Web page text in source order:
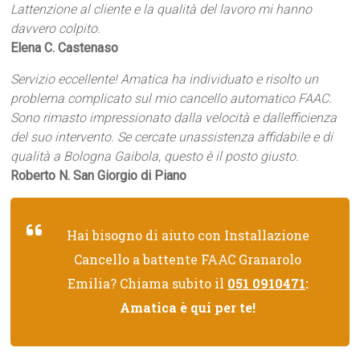
Lattenzione al cliente e la qualità del lavoro mi hanno
davvero colpito.
Elena C. Castenaso
Servizio eccellente! Amatica ha individuato e risolto un
problema complicato sul mio cancello automatico FAAC.
Sono rimasto impressionato dalla velocità e dallefficienza
del suo intervento. Se cercate unassistenza affidabile e di
qualità a Bologna Gaibola, questo è il posto giusto.
Roberto N. San Giorgio di Piano
Hai bisogno di aiuto con Installazione
Cancello a battente FAAC Granarolo
Emilia? Chiama subito il 051 0910471:
Amatica è qui per te!